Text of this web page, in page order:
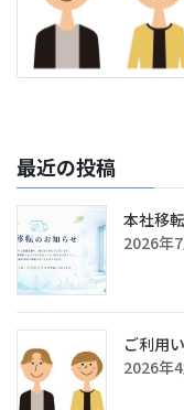
最近の投稿
本社移
2026年
ご利用
2026年